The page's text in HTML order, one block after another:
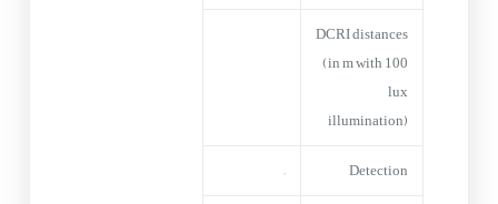
DCRI distances
(in m with 100
lux
illumination)
Detection
–